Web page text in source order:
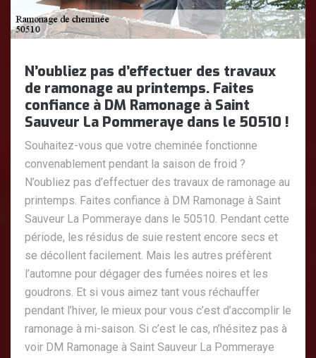
N’oubliez pas d’effectuer des travaux
de ramonage au printemps. Faites
confiance à DM Ramonage à Saint
Sauveur La Pommeraye dans le 50510 !
Souhaitez-vous que votre cheminée fonctionne
convenablement pendant la saison de froid ?
N’oubliez pas d’effectuer des travaux de ramonage au
printemps. Faites confiance à DM Ramonage à Saint
Sauveur La Pommeraye dans le 50510. Pendant cette
période, les résidus de suie restent encore secs et
se décollent facilement. Mais les autres préfèrent
l’automne pour dégager des fumées noires et les
goudrons. Et si vous aimez tant vous réchauffer
pendant l’hiver, le mieux pour vous c’est d’accomplir le
ramonage à mi-saison. Si c’est le cas, n’hésitez pas à
voir DM Ramonage à Saint Sauveur La Pommeraye